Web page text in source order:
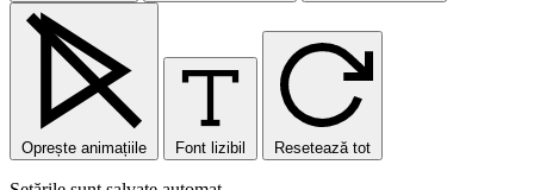
Oprește animațiile Font lizibil Resetează tot